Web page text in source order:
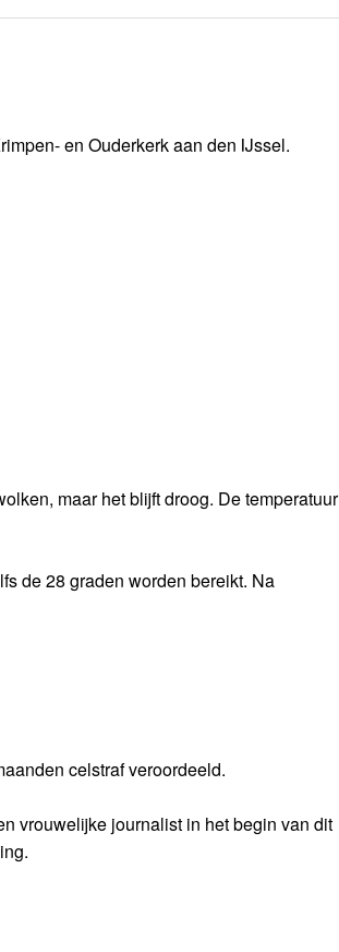
en Ouderkerk aan den IJssel.
maar het blijft droog. De temperatuur
de 28 graden worden bereikt. Na
celstraf veroordeeld.
vrouwelijke journalist in het begin van dit